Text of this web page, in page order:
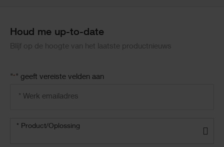
Houd me up-to-date
Blijf op de hoogte van het laatste productnieuws
"* " geeft vereiste velden aan
Product/oplossing
* Product/Oplossing